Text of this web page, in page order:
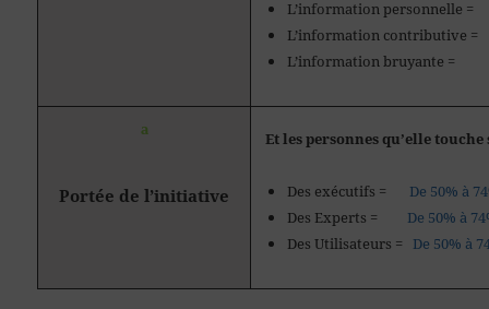
L’information
L’information
L’information bruyante
ª
Portée de l’initiative
Et les personnes qu’elle
Des exécutifs = De 50% à
Des Experts = De 50% à
Des Utilisateurs = De 50% à